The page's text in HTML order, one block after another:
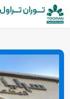
تـــوران تـــراول